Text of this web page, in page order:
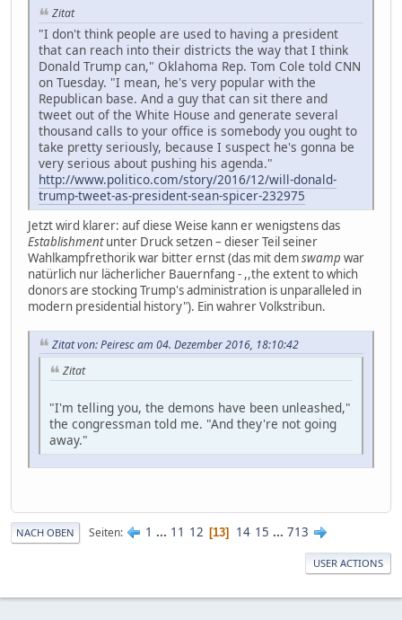
Zitat
"I don't think people are used to having a president
that can reach into their districts the way that I think
Donald Trump can," Oklahoma Rep. Tom Cole told CNN
on Tuesday. "I mean, he's very popular with the
Republican base. And a guy that can sit there and
tweet out of the White House and generate several
thousand calls to your office is somebody you ought to
take pretty seriously, because I suspect he's gonna be
very serious about pushing his agenda."
http://www.politico.com/story/2016/12/will-donald-
trump-tweet-as-president-sean-spicer-232975
Jetzt wird klarer: auf diese Weise kann er wenigstens das
Establishmentunter Druck setzen – dieser Teil seiner
Wahlkampfrethorik war bitter ernst (das mit demswamp war
natürlich nur lächerlicher Bauernfang - ,,the extent to which
donors are stocking Trump's administration is unparalleled in
modern presidential history"). Ein wahrer Volkstribun.
Zitat von: Peiresc am 04. Dezember 2016, 18:10:42
Zitat
"I'm telling you, the demons have been unleashed,"
the congressman told me. "And they're not going
away."
NACH OBEN Seiten 1 ... 11 12 13 14 15 ... 713
USER ACTIONS